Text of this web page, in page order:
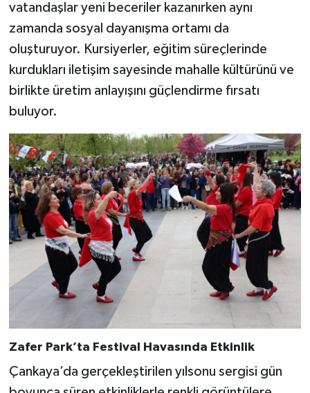
vatandaşlar yeni beceriler kazanırken aynı
zamanda sosyal dayanışma ortamı da
oluşturuyor. Kursiyerler, eğitim süreçlerinde
kurdukları iletişim sayesinde mahalle kültürünü ve
birlikte üretim anlayışını güçlendirme fırsatı
buluyor.
Zafer Park’ta Festival Havasında Etkinlik
Çankaya’da gerçekleştirilen yılsonu sergisi gün